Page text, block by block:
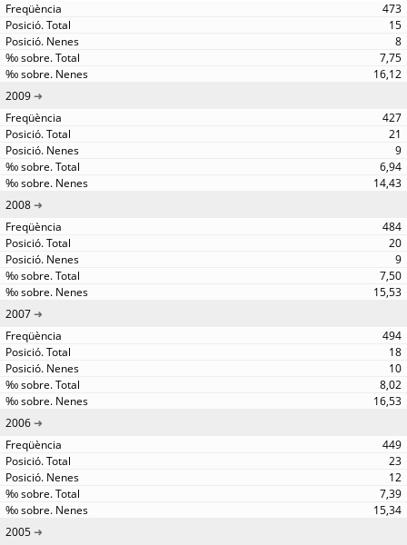
473
15
8
7,75
16,12
2009
427
21
9
6,94
14,43
2008
484
20
9
7,50
15,53
2007
494
18
10
8,02
16,53
2006
449
23
12
7,39
15,34
2005